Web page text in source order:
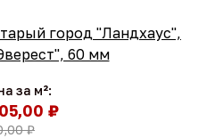
город "Ландхаус",
60 мм
за м²:
₽
₽